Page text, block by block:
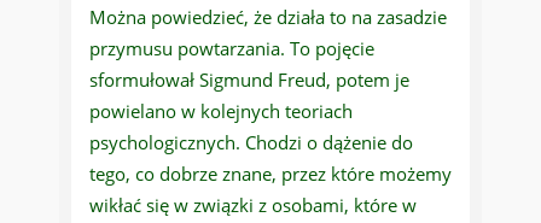
Można powiedzieć, że działa to na zasadzie
przymusu powtarzania. To pojęcie
sformułował Sigmund Freud, potem je
powielano w kolejnych teoriach
psychologicznych. Chodzi o dążenie do
tego, co dobrze znane, przez które możemy
wikłać się w związki z osobami, które w